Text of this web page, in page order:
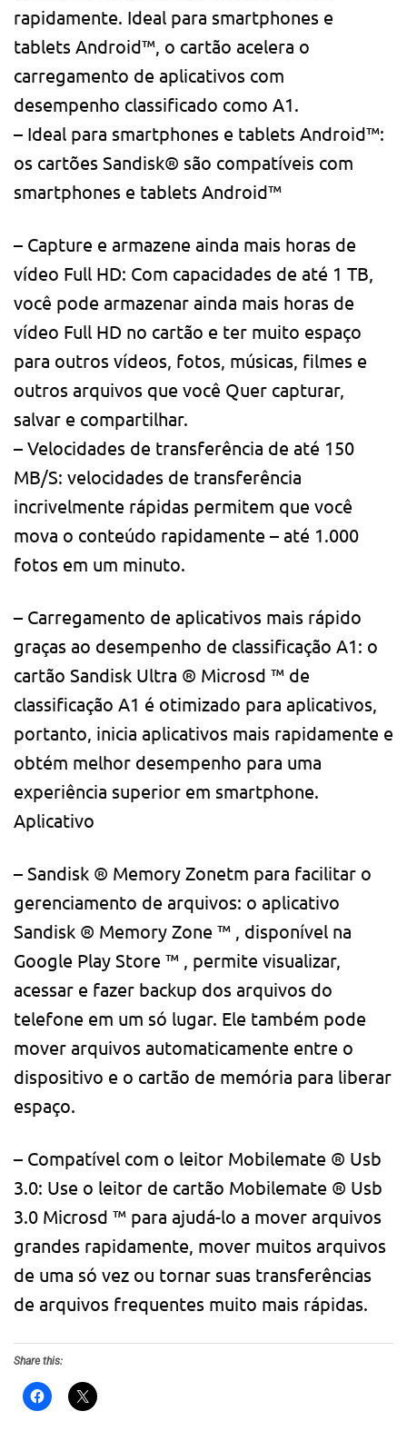
rapidamente. Ideal para smartphones e
tablets Android™, o cartão acelera o
carregamento de aplicativos com
desempenho classificado como A1.
– Ideal para smartphones e tablets Android™:
os cartões Sandisk® são compatíveis com
smartphones e tablets Android™
– Capture e armazene ainda mais horas de
vídeo Full HD: Com capacidades de até 1 TB,
você pode armazenar ainda mais horas de
vídeo Full HD no cartão e ter muito espaço
para outros vídeos, fotos, músicas, filmes e
outros arquivos que você Quer capturar,
salvar e compartilhar.
– Velocidades de transferência de até 150
MB/S: velocidades de transferência
incrivelmente rápidas permitem que você
mova o conteúdo rapidamente – até 1.000
fotos em um minuto.
– Carregamento de aplicativos mais rápido
graças ao desempenho de classificação A1: o
cartão Sandisk Ultra ® Microsd ™ de
classificação A1 é otimizado para aplicativos,
portanto, inicia aplicativos mais rapidamente e
obtém melhor desempenho para uma
experiência superior em smartphone.
Aplicativo
– Sandisk ® Memory Zonetm para facilitar o
gerenciamento de arquivos: o aplicativo
Sandisk ® Memory Zone ™ , disponível na
Google Play Store ™ , permite visualizar,
acessar e fazer backup dos arquivos do
telefone em um só lugar. Ele também pode
mover arquivos automaticamente entre o
dispositivo e o cartão de memória para liberar
espaço.
– Compatível com o leitor Mobilemate ® Usb
3.0: Use o leitor de cartão Mobilemate ® Usb
3.0 Microsd ™ para ajudá-lo a mover arquivos
grandes rapidamente, mover muitos arquivos
de uma só vez ou tornar suas transferências
de arquivos frequentes muito mais rápidas.
Share this: